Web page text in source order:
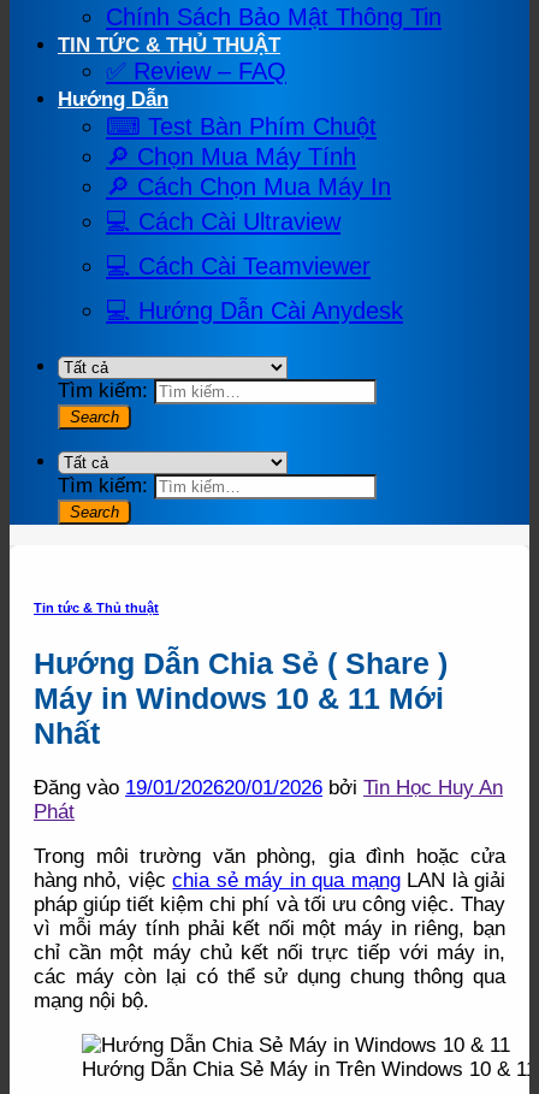
Chính Sách Bảo Mật Thông Tin
TIN TỨC & THỦ THUẬT
✅ Review – FAQ
Hướng Dẫn
⌨ Test Bàn Phím Chuột
🔎 Chọn Mua Máy Tính
🔎 Cách Chọn Mua Máy In
💻 Cách Cài Ultraview
💻 Cách Cài Teamviewer
💻 Hướng Dẫn Cài Anydesk
Tìm kiếm:
Tìm kiếm:
Tin tức & Thủ thuật
Hướng Dẫn Chia Sẻ ( Share )
Máy in Windows 10 & 11 Mới
Nhất
Đăng vào 19/01/202620/01/2026 bởi Tin Học Huy An
Phát
Trong môi trường văn phòng, gia đình hoặc cửa
hàng nhỏ, việcchia sẻ máy in qua mạngLAN là giải
pháp giúp tiết kiệm chi phí và tối ưu công việc. Thay
vì mỗi máy tính phải kết nối một máy in riêng, bạn
chỉ cần một máy chủ kết nối trực tiếp với máy in,
các máy còn lại có thể sử dụng chung thông qua
mạng nội bộ.
Hướng Dẫn Chia Sẻ Máy in Trên Windows 10 & 11